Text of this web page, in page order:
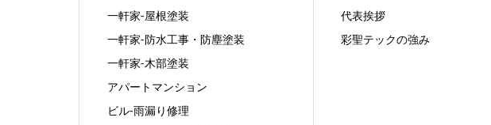
一軒家‐屋根塗装
一軒家‐防水工事・防塵塗装
一軒家‐木部塗装
アパートマンション
ビル‐雨漏り修理
代表挨拶
彩聖テックの強み